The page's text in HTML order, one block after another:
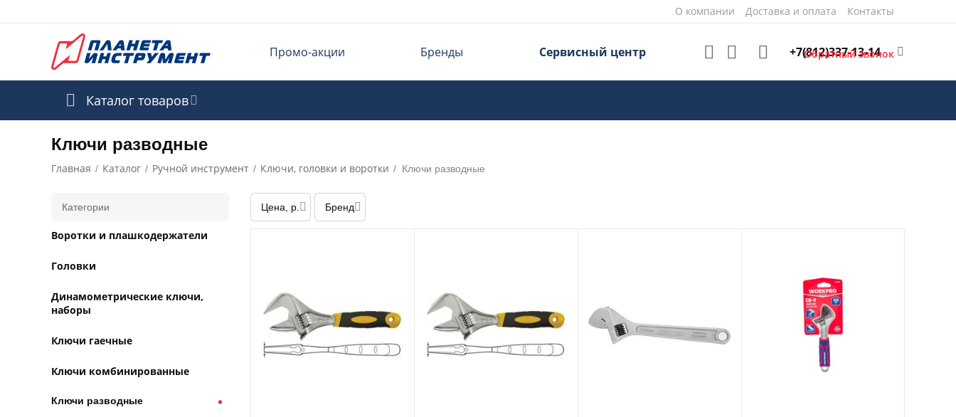
О компании Доставка и оплата Контакты
Промо-акции Бренды Сервисный центр +7(812)337-13-14
Обратный звонок
Каталог товаров
Ключи разводные
Главная / Каталог / Ручной инструмент / Ключи, головки и воротки / Ключи разводные
Цена, р. Бренд
Категории
Воротки и плашкодержатели
Головки
Динамометрические ключи,
наборы
Ключи гаечные
Ключи комбинированные
Ключи разводные